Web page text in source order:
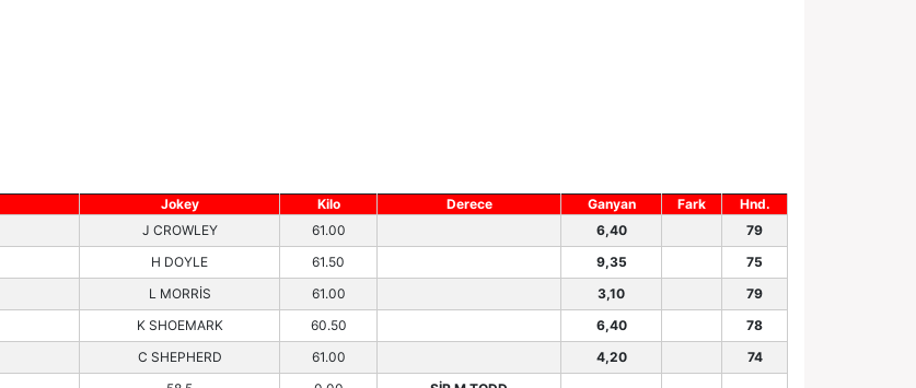
Jokey Kilo Derece Ganyan Fark
Hnd.
J CROWLEY 61.00 6,40
79
H DOYLE 61.50 9,35
75
L MORRİS 61.00 3,10
79
K SHOEMARK 60.50 6,40
78
C SHEPHERD 61.00 4,20
74